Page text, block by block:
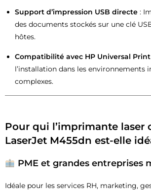
Support d’impression USB directe :
des documents stockés sur une clé
hôtes.
Compatibilité avec HP Universal
l’installation dans les environnements
complexes.
Pour qui l’imprimante laser
LaserJet M455dn est-elle
PME et grandes entreprises
Idéale pour les services RH, marketing,